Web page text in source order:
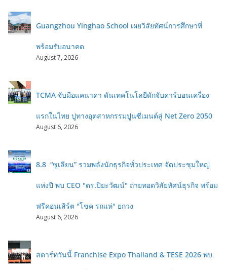
Guangzhou Yinghao School เผยวิสัยทัศน์การศึกษาที่
พร้อมรับอนาคต
August 7, 2026
TCMA จับมือแคนาดา ดันเทคโนโลยีดักจับคาร์บอนเครื่อง
แรกในไทย ปูทางอุตสาหกรรมปูนซีเมนต์สู่ Net Zero 2050
August 6, 2026
8.8 “ซูเลียน” รวมพลังนักธุรกิจทั่วประเทศ จัดประชุมใหญ่
แห่งปี พบ CEO "ดร.ปิยะวัฒน์" ถ่ายทอดวิสัยทัศน์ธุรกิจ พร้อม
ฟรีคอนเสิร์ต "โชค รถแห่" ยกวง
August 6, 2026
สตาร์ทวันนี้ Franchise Expo Thailand & TESE 2026 พบ